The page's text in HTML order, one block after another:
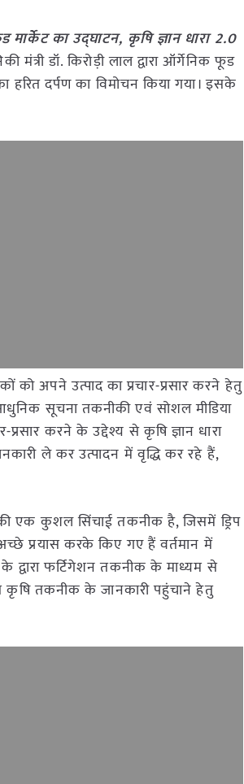
का उद्घाटन, कृषि ज्ञान धारा 2.0
मंत्री डॉ. किरोड़ी लाल द्वारा ऑर्गेनिक फूड
हरित दर्पण का विमोचन किया गया। इसके
को अपने उत्पाद का प्रचार-प्रसार करने हेतु
सूचना तकनीकी एवं सोशल मीडिया
करने के उद्देश्य से कृषि ज्ञान धारा
ले कर उत्पादन में वृद्धि कर रहे हैं,
एक कुशल सिंचाई तकनीक है, जिसमें ड्रिप
प्रयास करके किए गए हैं वर्तमान में
द्वारा फर्टिगेशन तकनीक के माध्यम से
कृषि तकनीक के जानकारी पहुंचाने हेतु